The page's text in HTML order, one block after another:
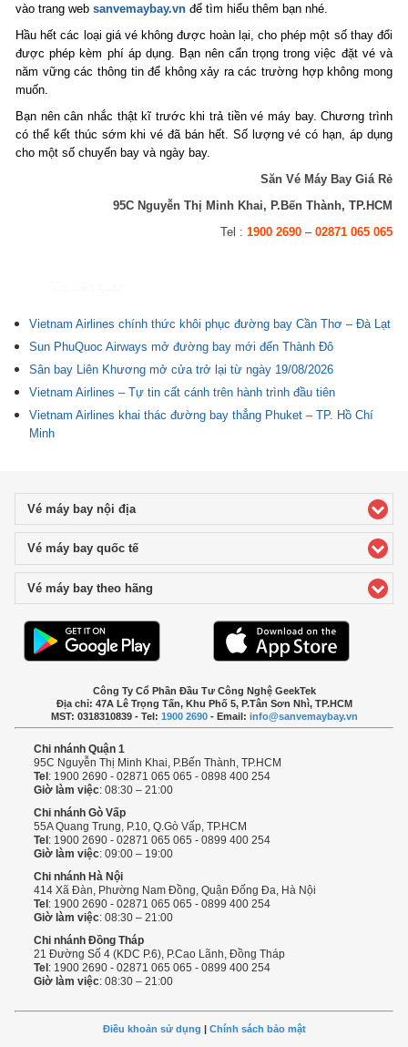
vào trang websanvemaybay.vn để tìm hiểu thêm bạn nhé.
Hầu hết các loại giá vé không được hoàn lại, cho phép một số thay đổi
được phép kèm phí áp dụng. Bạn nên cẩn trọng trong việc đặt vé và
năm vững các thông tin để không xảy ra các trường hợp không mong
muốn.
Bạn nên cân nhắc thật kĩ trước khi trả tiền vé máy bay. Chương trình
có thể kết thúc sớm khi vé đã bán hết. Số lượng vé có hạn, áp dụng
cho một số chuyến bay và ngày bay.
Săn Vé Máy Bay Giá Rẻ
95C Nguyễn Thị Minh Khai, P.Bến Thành, TP.HCM
Tel : 1900 2690– 02871 065 065
Vietnam Airlines chính thức khôi phục đường bay Cần Thơ – Đà Lạt
Sun PhuQuoc Airways mở đường bay mới đến Thành Đô
Sân bay Liên Khương mở cửa trở lại từ ngày 19/08/2026
Vietnam Airlines – Tự tin cất cánh trên hành trình đầu tiên
Vietnam Airlines khai thác đường bay thẳng Phuket – TP. Hồ Chí
Minh
Vé máy bay nội địaclick to expand contents
Vé máy bay quốc tếclick to expand contents
Vé máy bay theo hãng
Công Ty Cổ Phần Đầu Tư Công Nghệ GeekTek
Địa chỉ: 47A Lê Trọng Tấn, Khu Phố 5, P.Tân Sơn Nhì, TP.HCM
MST: 0318310839 - Tel: 1900 2690- Email: info@sanvemaybay.vn
Chi nhánh Quận 1
95C Nguyễn Thị Minh Khai, P.Bến Thành, TP.HCM
Tel: 1900 2690 - 02871 065 065 - 0898 400 254
Giờ làm việc: 08:30 – 21:00
Chi nhánh Gò Vấp
55A Quang Trung, P.10, Q.Gò Vấp, TP.HCM
Tel: 1900 2690 - 02871 065 065 - 0899 400 254
Giờ làm việc: 09:00 – 19:00
Chi nhánh Hà Nội
414 Xã Đàn, Phường Nam Đồng, Quận Đống Đa, Hà Nội
Tel: 1900 2690 - 02871 065 065 - 0899 400 254
Giờ làm việc: 08:30 – 21:00
Chi nhánh Đồng Tháp
21 Đường Số 4 (KDC P.6), P.Cao Lãnh, Đồng Tháp
Tel: 1900 2690 - 02871 065 065 - 0899 400 254
Giờ làm việc: 08:30 – 21:00
Điều khoản sử dụng Chính sách bảo mật